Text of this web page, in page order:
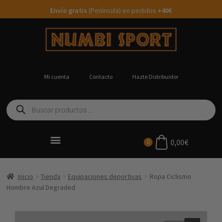
Envío gratis (Península) en pedidos +40€
Mi cuenta Contacto Hazte Distribuidor
0 0,00€
Inicio Tienda Equipaciones deportivas
Ropa Ciclismo
Hombre Azul Degraded